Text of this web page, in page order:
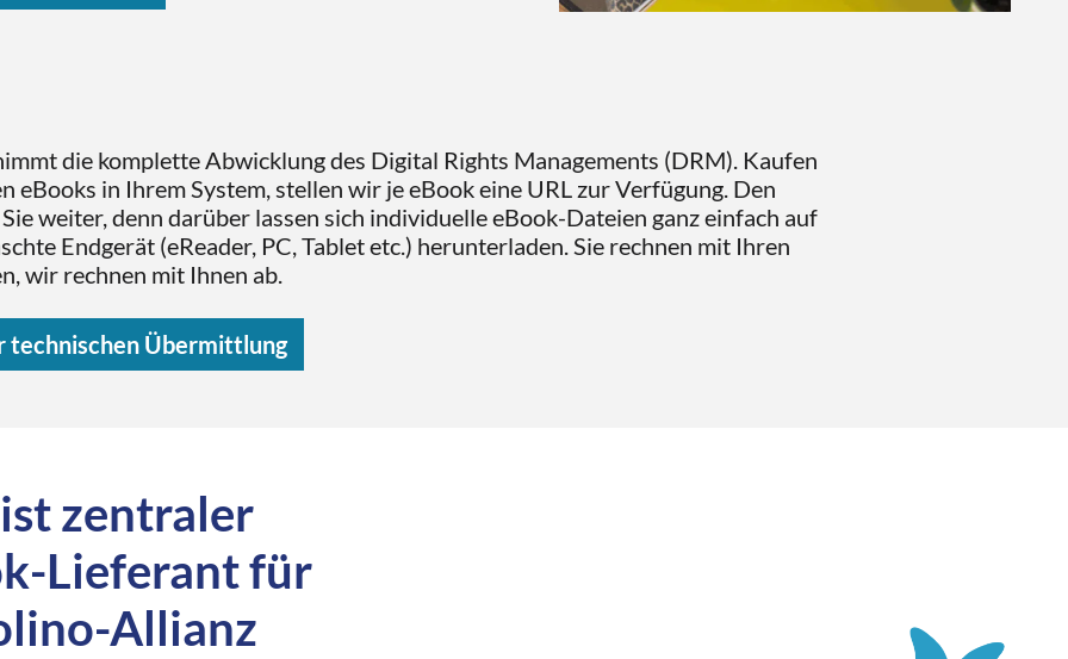
die komplette Abwicklung des Digital Rights Managements (DRM). Kaufen
eBooks in Ihrem System, stellen wir je eBook eine URL zur Verfügung. Den
weiter, denn darüber lassen sich individuelle eBook-Dateien ganz einfach auf
Endgerät (eReader, PC, Tablet etc.) herunterladen. Sie rechnen mit Ihren
wir rechnen mit Ihnen ab.
technischen Übermittlung
zentraler
Lieferant für
Allianz